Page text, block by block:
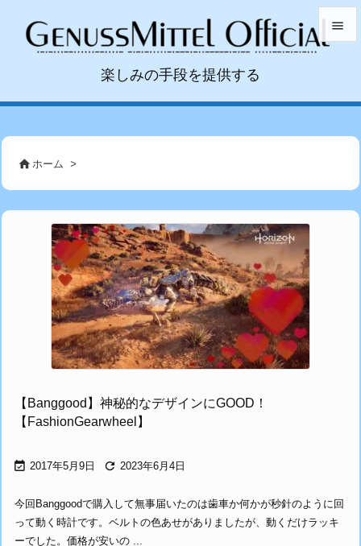
楽しみの手段を提供する



 ホーム >
【Banggood】神秘的なデザインにGOOD！
【FashionGearwheel】
 2017年5月9日  2023年6月4日
今回Banggoodで購入して無事届いたのは歯車か何かが秒針のように回
って動く時計です。ベルトの色あせがありましたが、動くだけラッキ
ーでした。価格が安いの ...